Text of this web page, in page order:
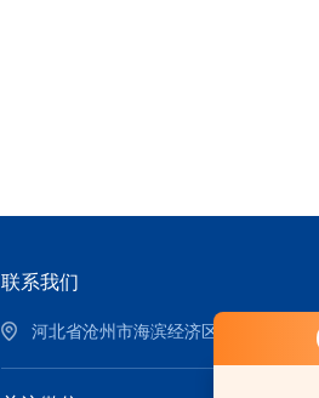
联系我们
河北省沧州市海滨经济区